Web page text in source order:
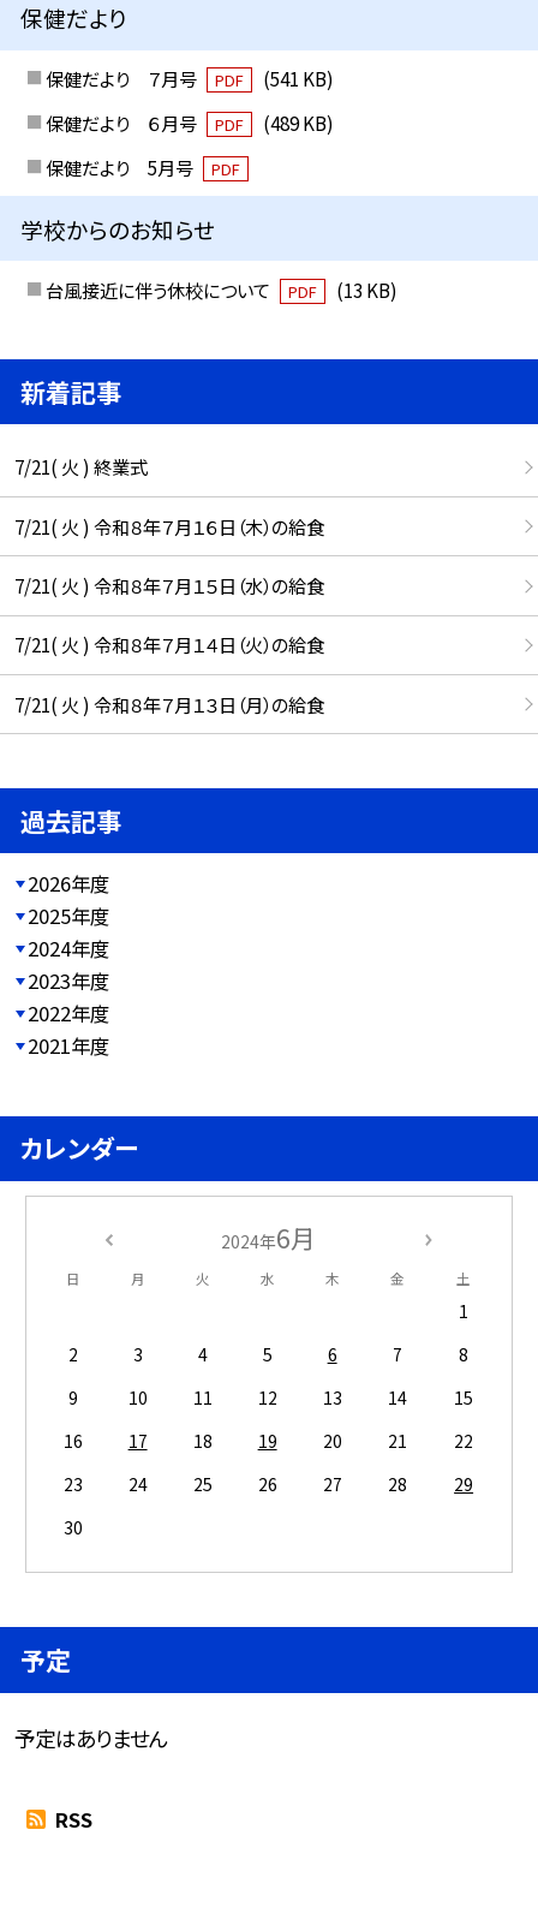
保健だより
保健だより ７月号 PDF
(541 KB)
保健だより ６月号
PDF
(489 KB)
保健だより 5月号
PDF
学校からのお知らせ
台風接近に伴う休校について PDF (13 KB)
新着記事
7/21( 火 ) 終業式
7/21( 火 ) 令和８年７月１６日（木）の給食
7/21( 火 ) 令和８年７月１５日（水）の給食
7/21( 火 ) 令和８年７月１４日（火）の給食
7/21( 火 ) 令和８年７月１３日（月）の給食
過去記事
2026年度
2025年度
2024年度
2023年度
2022年度
2021年度
カレンダー
2024年6月
日 月 火 水 木 金 土
1
2
3 4 5 6 7
8
9
10 11 12 13 14
15
16
17 18 19 20 21
22
23
24 25 26 27 28
29
30
予定
予定はありません
RSS